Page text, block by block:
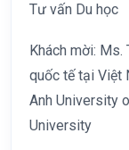
Tư vấn Du học
Khách mời:
quốc tế tại Việt
Anh University
University